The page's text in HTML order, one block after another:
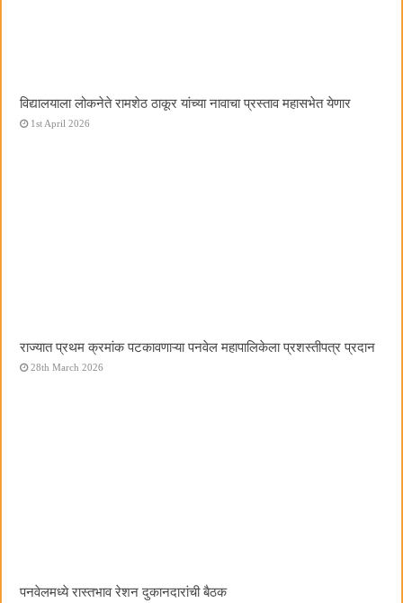
विद्यालयाला लोकनेते रामशेठ ठाकूर यांच्या नावाचा प्रस्ताव महासभेत येणार
1st April 2026
राज्यात प्रथम क्रमांक पटकावणाऱ्या पनवेल महापालिकेला प्रशस्तीपत्र प्रदान
28th March 2026
पनवेलमध्ये रास्तभाव रेशन दुकानदारांची बैठक